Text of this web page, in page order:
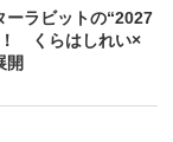
ーラビットの“2027
！ くらはしれい×
開